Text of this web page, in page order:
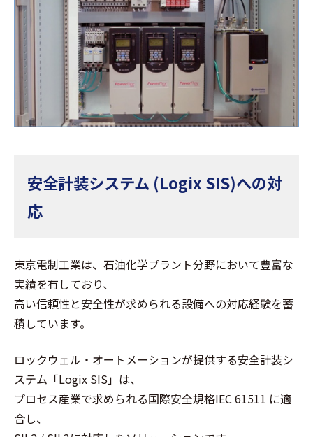
安全計装システム (Logix SIS)への対
応
東京電制工業は、石油化学プラント分野において豊富な
実績を有しており、
高い信頼性と安全性が求められる設備への対応経験を蓄
積しています。
ロックウェル・オートメーションが提供する安全計装シ
ステム「Logix SIS」は、
プロセス産業で求められる国際安全規格IEC 61511 に適
合し、